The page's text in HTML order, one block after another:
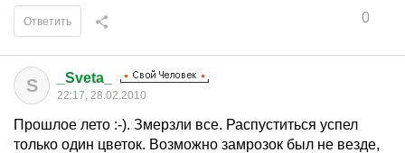
0
Ответить
S _Sveta_
22:17, 28.02.2010
Прошлое лето :-). Змерзли все. Распуститься успел
только один цветок. Возможно замрозок был не везде,